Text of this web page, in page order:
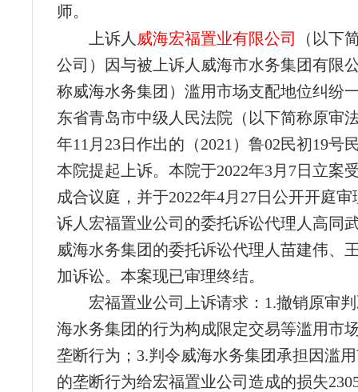
师。
上诉人 威海宏福置业有限公司
（以下
公司）因与被上诉人威海市水务集团有限
称威海水务集团）滥用市场支配地位纠纷
东省青岛市中级人民法院（以下简称原审
年11月23日作出的（2021）鲁02民初19号
本院提起上诉。本院于2022年3月7日立案
成合议庭，并于2022年4月27日公开开庭
诉人宏福置业公司的委托诉讼代理人高同
威海水务集团的委托诉讼代理人苗建伟、
加诉讼。本案现已审理终结。
宏福置业公司上诉请求：1.撤销原审
海水务集团的行为构成限定交易等滥用市
垄断行为；3.判令威海水务集团承担因滥
的垄断行为给宏福置业公司造成的损失